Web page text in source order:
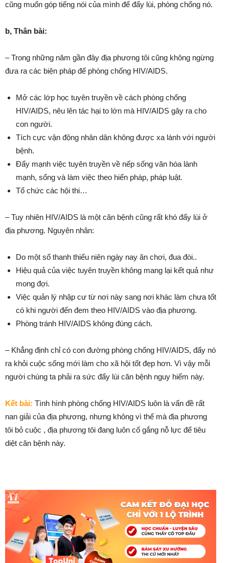
cũng muốn góp tiếng nói của mình để đẩy lùi, phòng chống nó.
b, Thân bài:
– Trong những năm gần đây địa phương tôi cũng không ngừng
đưa ra các biện pháp để phòng chống HIV/AIDS.
Mở các lớp học tuyên truyền về cách phòng chống
HIV/AIDS, nêu lên tác hại to lớn mà HIV/AIDS gây ra cho
con người.
Tích cực vận động nhân dân không được xa lánh với người
bệnh.
Đẩy mạnh việc tuyên truyền về nếp sống văn hóa lành
mạnh, sống và làm việc theo hiến pháp, pháp luật.
Tổ chức các hội thi…
– Tuy nhiên HIV/AIDS là một căn bệnh cũng rất khó đẩy lùi ở
địa phương. Nguyên nhân:
Do một số thanh thiếu niên ngày nay ăn chơi, đua đòi..
Hiệu quả của việc tuyên truyền không mang lại kết quả như
mong đợi.
Việc quản lý nhập cư từ nơi này sang nơi khác làm chưa tốt
có khi người đến đem theo HIV/AIDS vào địa phương.
Phòng tránh HIV/AIDS không đúng cách.
– Khẳng định chỉ có con đường phòng chống HIV/AIDS, đẩy nó
ra khỏi cuộc sống mới làm cho xã hội tốt đẹp hơn. Vì vậy mỗi
người chúng ta phải ra sức đẩy lùi căn bệnh nguy hiểm này.
Kết bài: Tình hình phòng chống HIV/AIDS luôn là vấn đề rất
nan giải của địa phương, nhưng không vì thế mà địa phương
tôi bỏ cuộc , địa phương tôi đang luôn cố gắng nỗ lực để tiêu
diệt căn bệnh này.